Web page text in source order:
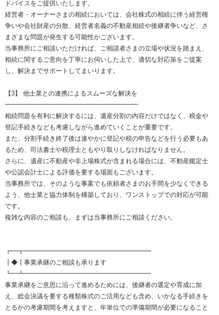
ドバイスをご提供いたします。
経営者・オーナーさまの相続においては、会社株式の相続に伴う経営権
争いや会社財産の分散、経営者名義の不動産相続や後継者争いなど、さ
まざまな問題が発生する可能性がございます。
当事務所にご相談いただければ、ご相談者さまの立場や状況を踏まえ、
相続に関するご意向を丁寧にお伺いした上で、適切な対応策をご提案
し、解決までサポートしてまいります。
【3】 他士業との連携によるスムーズな解決を
━━━━━━━━━━━━━━━━━━━━━
相続問題を有利に解決するには、遺産分割の内容だけではなく、税金や
登記手続きなども考慮しながら進めていくことが重要です。
また、分割手続き終了後は速やかに登記や税の申告などを行う必要もあ
るため、司法書士や税理士ともやり取りしなければなりません。
さらに、遺産に不動産や非上場株式が含まれる場合には、不動産鑑定士
や公認会計士による評価を要する場面もございます。
当事務所では、そのような事案でも依頼者さまのお手間を少なくできる
よう、他士業と協力体制を構築しており、ワンストップでの対応が可能
です。
複雑な内容のご相談も、まずは当事務所にご相談ください。
┏━┳━━━━━━━━━━━━━━━━━━━━
┃◆┃事業承継のご相談も承ります
┗━┻━━━━━━━━━━━━━━━━━━━━
事業承継をご意思に沿って進めるためには、後継者の選定や育成に加
え、総会決議を要する種類株式のご活用なども含め、いかなる手続きを
とるかの考慮期間を考えますと、年単位での準備期間が必要になること